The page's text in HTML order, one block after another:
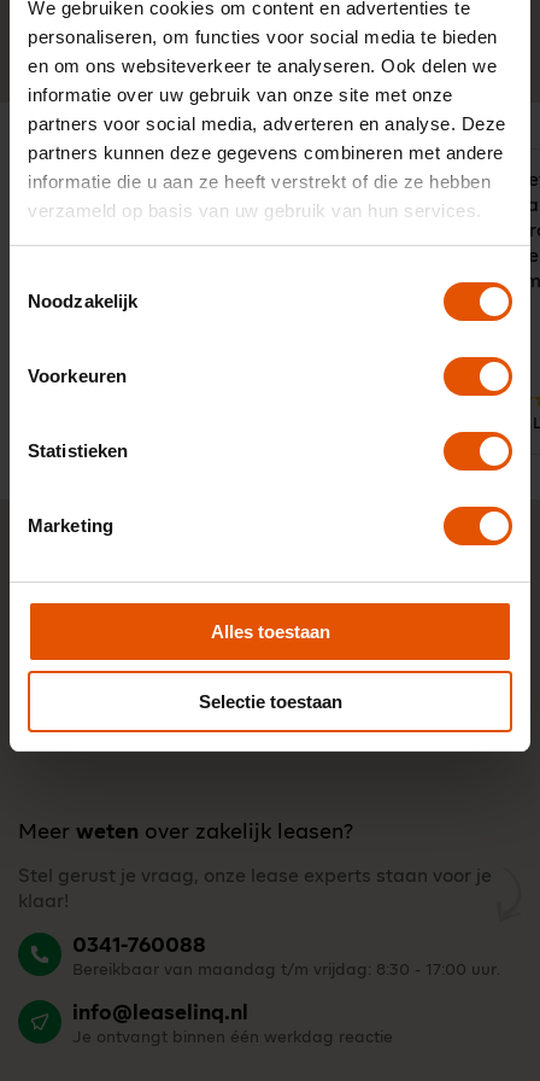
We gebruiken cookies om content en advertenties te
personaliseren, om functies voor social media te bieden
en om ons websiteverkeer te analyseren. Ook delen we
informatie over uw gebruik van onze site met onze
partners voor social media, adverteren en analyse. Deze
partners kunnen deze gegevens combineren met andere
informatie die u aan ze heeft verstrekt of die ze hebben
verzameld op basis van uw gebruik van hun services.
Noodzakelijk
Voorkeuren
Statistieken
Marketing
Alles toestaan
Selectie toestaan
0341-760088 Neem contact op
Vanaf het begin heb ik meteen een
goed gevoel. Goed en snel persoonlijk
Hard
vinden
ben. Zeer
zeer
Tunc,
Meer weten over zakelijk leasen?
Stel gerust je vraag, onze lease experts staan voor je
klaar!
0341-760088
Bereikbaar van maandag t/m vrijdag: 8:30 - 17:00 uur.
info@leaselinq.nl
Je ontvangt binnen één werkdag reactie